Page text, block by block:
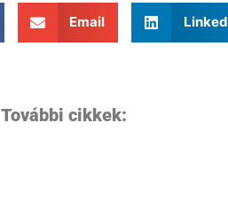
Email
További cikkek: